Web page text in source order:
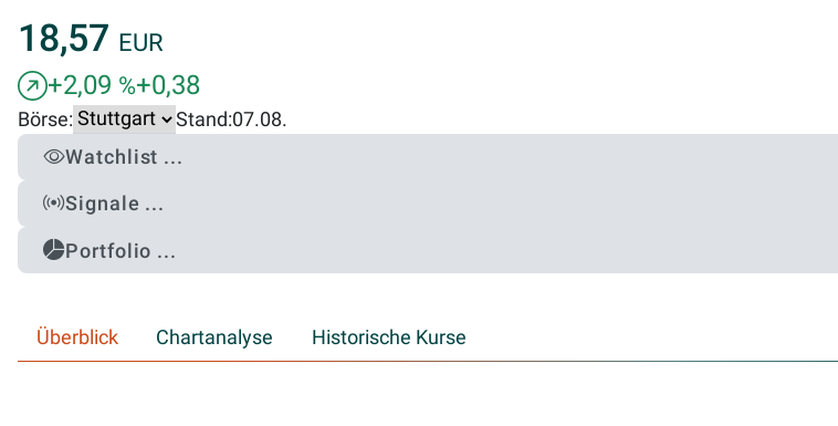
18,57 EUR
+2,09 %+0,38
Börse: Stand:07.08.
Watchlist ...
Signale ...
Portfolio ...
Überblick Chartanalyse Historische Kurse